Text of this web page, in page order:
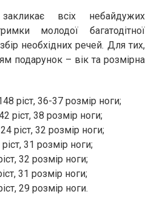
всіх небайдужих
молодої багатодітної
необхідних речей. Для тих,
подарунок – вік та розмірна
ріст, 36-37 розмір ноги;
ріст, 38 розмір ноги;
ріст, 32 розмір ноги;
31 розмір ноги;
32 розмір ноги;
31 розмір ноги;
29 розмір ноги.